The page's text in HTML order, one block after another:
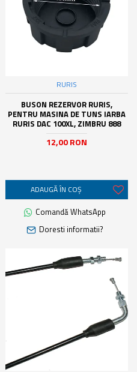
RURIS
BUSON REZERVOR RURIS,
PENTRU MASINA DE TUNS IARBA
RURIS DAC 100XL, ZIMBRU 888
12,00 RON
ADAUGĂ ÎN COŞ
Comandă WhatsApp
Doresti informatii?